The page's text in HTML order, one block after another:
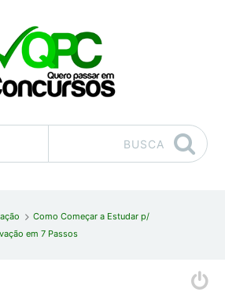
BUSCA
Como Começar a Estudar p/
em 7 Passos